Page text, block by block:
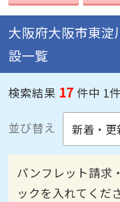
大阪府大阪市東淀
設一覧
検索結果 17 件中 1
並び替え
パンフレット請求
ックを入れてくだ